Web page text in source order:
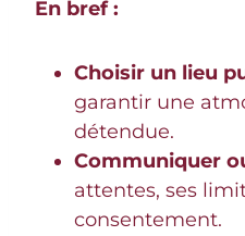
En bref :
Choisir un lieu
garantir une
détendue.
Communiquer
attentes, ses
consentement.